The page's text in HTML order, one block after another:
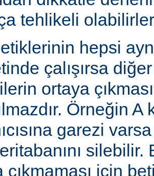
tehlikeli
hepsi
çalışırsa
ortaya
Örneğin A
garezi
silebilir.
çıkmaması için